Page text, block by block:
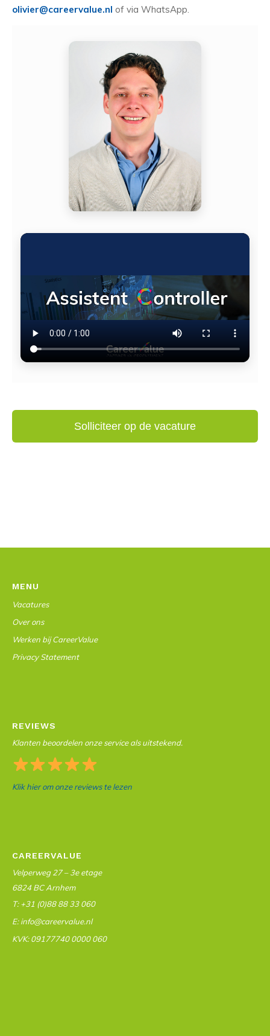
olivier@careervalue.nl of via WhatsApp.
MENU
Vacatures
Over ons
Werken bij CareerValue
Privacy Statement
REVIEWS
Klanten beoordelen onze service als uitstekend.
Klik hier om onze reviews te lezen
CAREERVALUE
Velperweg 27 – 3e etage
6824 BC Arnhem
T: +31 (0)88 88 33 060
E: info@careervalue.nl
KVK: 09177740 0000 060